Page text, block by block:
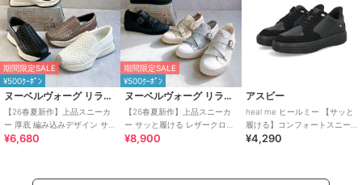
期間限定SALE
¥500ｸｰﾎﾟﾝ
ヌーベルヴォーグ リラックス
【26春夏新作】上品スニーカ
ー 厚底 編み込みデザイン サイ
ドゴア スリッポンスニーカー
¥6,680
期間限定SALE
¥500ｸｰﾎﾟﾝ
ヌーベルヴォーグ リラックス
【26春夏新作】上品スニーカ
ー サッと履ける レザークロス
ベルトデザインスニーカー
¥8,900
アスビー
heal me ヒールミー 【サッと
履ける】コンフォートスニー
カー【幅広3E/軽量/滑りにく
¥4,290